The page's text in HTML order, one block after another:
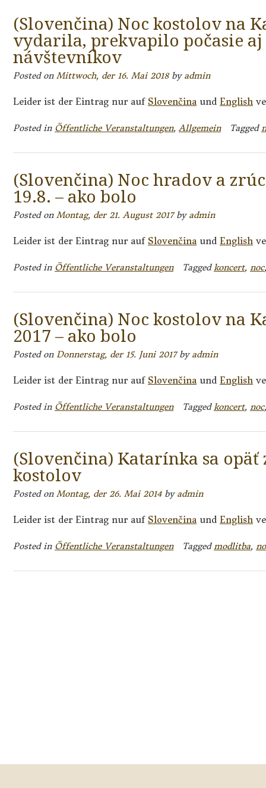
(Slovenčina) Noc kostolov na
vydarila, prekvapilo počasie aj
návštevníkov
Posted on Mittwoch, der 16. Mai 2018by admin
Leider ist der Eintrag nur auf Slovenčina und English
Posted in Öffentliche Veranstaltungen,Allgemein Tagged
(Slovenčina) Noc hradov a
19.8. – ako bolo
Posted on Montag, der 21. August 2017by admin
Leider ist der Eintrag nur auf Slovenčina und English
Posted in Öffentliche Veranstaltungen Taggedkoncert, noc
(Slovenčina) Noc kostolov na
2017 – ako bolo
Posted on Donnerstag, der 15. Juni 2017by admin
Leider ist der Eintrag nur auf Slovenčina und English
Posted in Öffentliche Veranstaltungen Taggedkoncert, noc
(Slovenčina) Katarínka sa
kostolov
Posted on Montag, der 26. Mai 2014by admin
Leider ist der Eintrag nur auf Slovenčina und English
Posted in Öffentliche Veranstaltungen Taggedmodlitba,